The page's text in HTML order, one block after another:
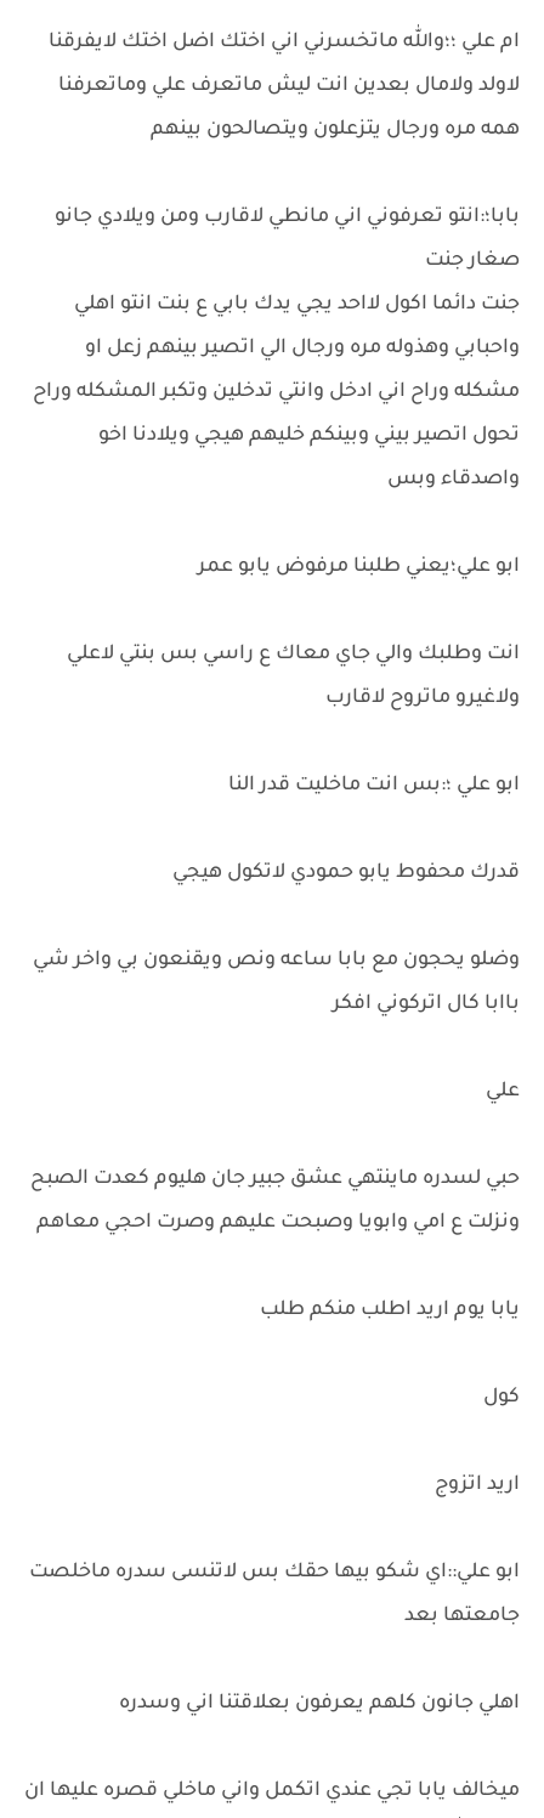
ام علي ؛؛والله ماتخسرني اني اختك اضل اختك لايفرقنا
لاولد ولامال بعدين انت ليش ماتعرف علي وماتعرفنا
همه مره ورجال يتزعلون ويتصالحون بينهم
بابا؛:انتو تعرفوني اني مانطي لاقارب ومن ويلادي جانو
صغار جنت
جنت دائما اكول لااحد يجي يدك بابي ع بنت انتو اهلي
واحبابي وهذوله مره ورجال الي اتصير بينهم زعل او
مشكله وراح اني ادخل وانتي تدخلين وتكبر المشكله وراح
تحول اتصير بيني وبينكم خليهم هيجي ويلادنا اخو
واصدقاء وبس
ابو علي؛يعني طلبنا مرفوض يابو عمر
انت وطلبك والي جاي معاك ع راسي بس بنتي لاعلي
ولاغيرو ماتروح لاقارب
ابو علي ؛:بس انت ماخليت قدر النا
قدرك محفوط يابو حمودي لاتكول هيجي
وضلو يحجون مع بابا ساعه ونص ويقنعون بي واخر شي
باابا كال اتركوني افكر
علي
حبي لسدره ماينتهي عشق جبير جان هليوم كعدت الصبح
ونزلت ع امي وابويا وصبحت عليهم وصرت احجي معاهم
يابا يوم اريد اطلب منكم طلب
كول
اريد اتزوج
ابو علي::اي شكو بيها حقك بس لاتنسى سدره ماخلصت
جامعتها بعد
اهلي جانون كلهم يعرفون بعلاقتنا اني وسدره
ميخالف يابا تجي عندي اتكمل واني ماخلي قصره عليها ان